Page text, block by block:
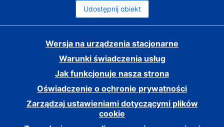
Udostępnij obiekt
Wersja na urządzenia stacjonarne
Warunki świadczenia usług
Jak funkcjonuje nasza strona
Oświadczenie o ochronie prywatności
Zarządzaj ustawieniami dotyczącymi plików
cookie